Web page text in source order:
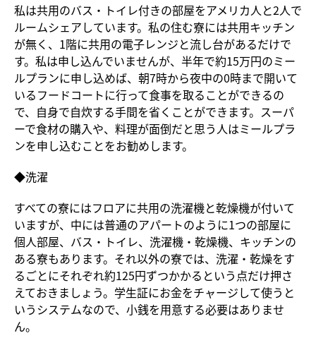
私は共用のバス・トイレ付きの部屋をアメリカ人と2人で
ルームシェアしています。私の住む寮には共用キッチン
が無く、1階に共用の電子レンジと流し台があるだけで
す。私は申し込んでいませんが、半年で約15万円のミー
ルプランに申し込めば、朝7時から夜中の0時まで開いて
いるフードコートに行って食事を取ることができるの
で、自身で自炊する手間を省くことができます。スーパ
ーで食材の購入や、料理が面倒だと思う人はミールプラ
ンを申し込むことをお勧めします。
◆洗濯
すべての寮にはフロアに共用の洗濯機と乾燥機が付いて
いますが、中には普通のアパートのように1つの部屋に
個人部屋、バス・トイレ、洗濯機・乾燥機、キッチンの
ある寮もあります。それ以外の寮では、洗濯・乾燥をす
るごとにそれぞれ約125円ずつかかるという点だけ押さ
えておきましょう。学生証にお金をチャージして使うと
いうシステムなので、小銭を用意する必要はありませ
ん。